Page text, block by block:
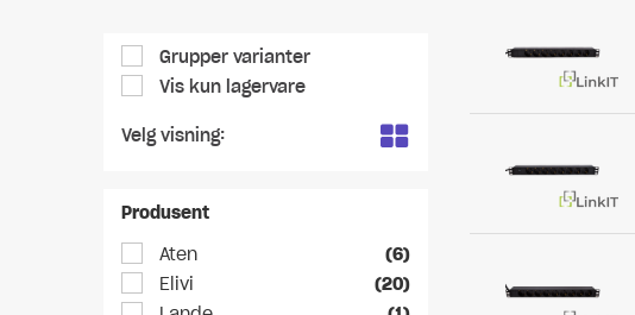
Grupper varianter
Vis kun lagervare
Velg visning:
Produsent
Aten
(6)
Elivi
(20)